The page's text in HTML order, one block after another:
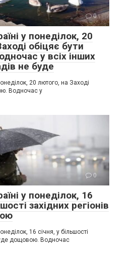
0
у понеділок, 20
обіцяє бути
у всіх інших
не буде
20 лютого, на Заході
Водночас у
0
у понеділок, 16
західних регіонів
16 січня, у більшості
дощовою. Водночас